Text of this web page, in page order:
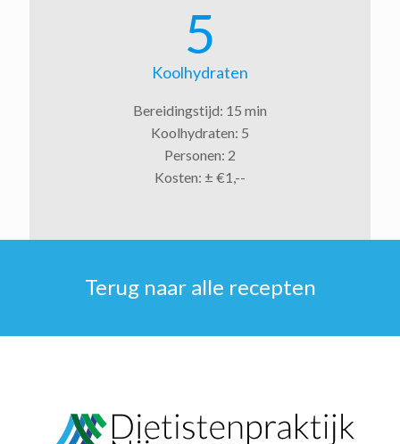
5
Koolhydraten
Bereidingstijd: 15 min
Koolhydraten: 5
Personen: 2
Kosten: ± €1,--
Terug naar alle recepten